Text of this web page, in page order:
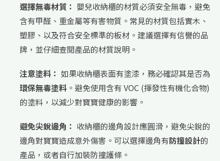
選擇無毒材質： 嬰兒收納櫃的材質必須安全無毒，避免
含有甲醛、重金屬等有害物質。常見的材質包括實木、
塑膠、以及符合安全標準的板材。建議選擇有信譽的品
牌，並仔細查閱產品的材質說明。
注意塗料： 如果收納櫃表面有塗漆，務必確認其是否為
環保無毒塗料 。避免使用含有 VOC (揮發性有機化合物)
的塗料，以減少對寶寶健康的影響。
避免尖銳邊角： 收納櫃的邊角設計應圓滑，避免尖銳的
邊角對寶寶造成意外傷害。可以選擇邊角有防撞設計的
產品，或者自行加裝防撞護條。